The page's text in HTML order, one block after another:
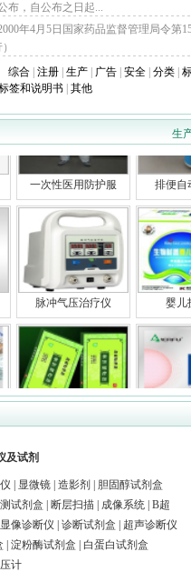
布，自公布之日起...
2000年4月5日国家药品监督管理局令第
综合 注册 生产 广告 安全 分类
签和说明书 其他
生
LED手术无影 抑菌性
一次性医用防护服 排便自
脉冲气压治疗仪 婴儿
磁疗贴
LED手术无影 抑菌性
及试剂
显微镜 造影剂
胆固醇试剂盒
试剂盒 断层扫描 成像系统 B超
显像诊断仪 诊断试剂盒
超声诊断仪
淀粉酶试剂盒
白蛋白试剂盒
计